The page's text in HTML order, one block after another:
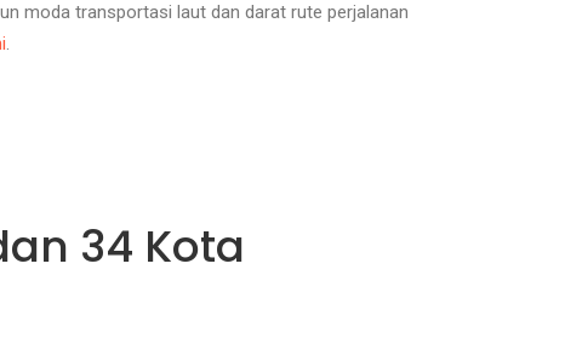
moda transportasi laut dan darat rute perjalanan
.
34 Kota